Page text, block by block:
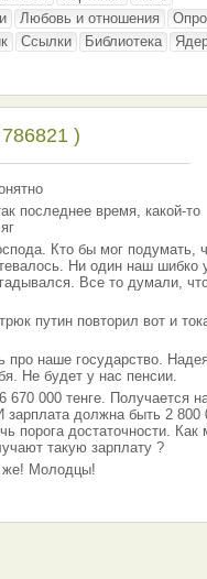
Любовь и отношения
Ссылки Библиотека
)
последнее время, какой-то
Кто бы мог подумать,
Ни один наш шибко
Все то думали,
путин повторил вот и
про наше государство.
Не будет у нас пенсии.
670 000 тенге. Получается
зарплата должна быть 2 800
порога достаточности. Как
такую зарплату ?
же! Молодцы!